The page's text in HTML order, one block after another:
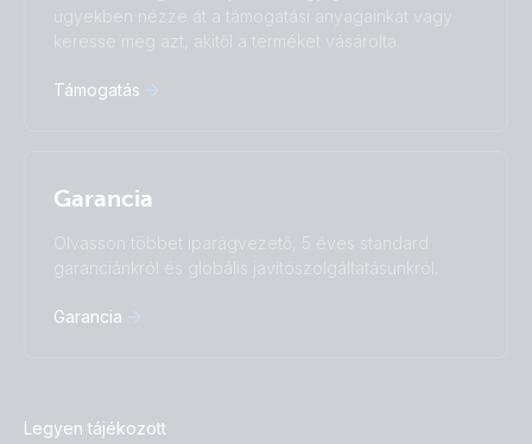
中國人
ügyekben nézze át a támogatási anyagainkat vagy
keresse meg azt, akitől a terméket vásárolta.
Támogatás
Garancia
Olvasson többet iparágvezető, 5 éves standard
garanciánkról és globális javítószolgáltatásunkról.
Garancia
Legyen tájékozott